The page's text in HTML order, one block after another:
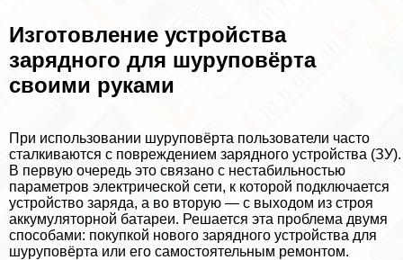
Изготовление устройства
зарядного для шуруповёрта
своими руками
При использовании шуруповёрта пользователи часто
сталкиваются с повреждением зарядного устройства (ЗУ).
В первую очередь это связано с нестабильностью
параметров электрической сети, к которой подключается
устройство заряда, а во вторую — с выходом из строя
аккумуляторной батареи. Решается эта проблема двумя
способами: покупкой нового зарядного устройства для
шуруповёрта или его самостоятельным ремонтом.